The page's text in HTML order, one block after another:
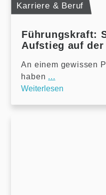
Karriere & Beruf
Führungskraft:
Aufstieg auf
An einem gewissen
haben ...
Weiterlesen